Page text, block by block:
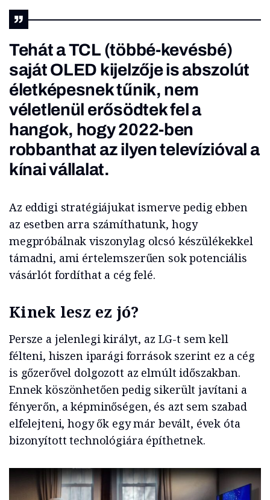
Tehát a TCL (többé-kevésbé)
saját OLED kijelzője is abszolút
életképesnek tűnik, nem
véletlenül erősödtek fel a
hangok, hogy 2022-ben
robbanthat az ilyen televízióval a
kínai vállalat.
Az eddigi stratégiájukat ismerve pedig ebben
az esetben arra számíthatunk, hogy
megpróbálnak viszonylag olcsó készülékekkel
támadni, ami értelemszerűen sok potenciális
vásárlót fordíthat a cég felé.
Kinek lesz ez jó?
Persze a jelenlegi királyt, az LG-t sem kell
félteni, hiszen iparági források szerint ez a cég
is gőzerővel dolgozott az elmúlt időszakban.
Ennek köszönhetően pedig sikerült javítani a
fényerőn, a képminőségen, és azt sem szabad
elfelejteni, hogy ők egy már bevált, évek óta
bizonyított technológiára építhetnek.